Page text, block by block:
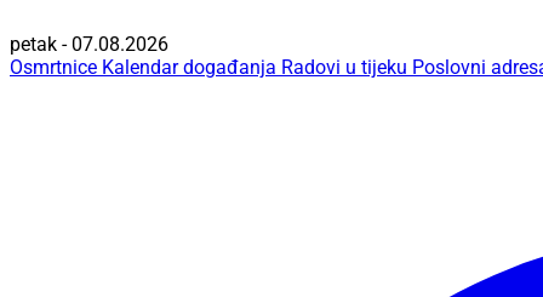
petak - 07.08.2026
Osmrtnice Kalendar događanja Radovi u tijeku Poslovni